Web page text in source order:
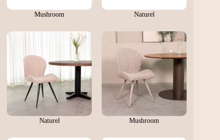
Mushroom Naturel
Naturel Mushroom